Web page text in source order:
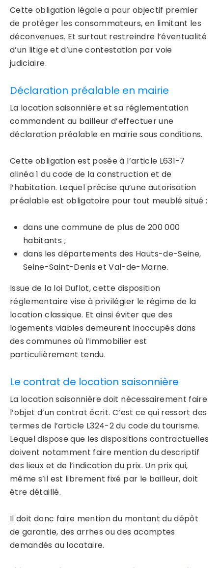
Cette obligation légale a pour objectif premier
de protéger les consommateurs, en limitant les
déconvenues. Et surtout restreindre l’éventualité
d’un litige et d’une contestation par voie
judiciaire.
Déclaration préalable en mairie
La location saisonnière et sa réglementation
commandent au bailleur d’effectuer une
déclaration préalable en mairie sous conditions.
Cette obligation est posée à l’article L631-7
alinéa 1 du code de la construction et de
l’habitation. Lequel précise qu’une autorisation
préalable est obligatoire pour tout meublé situé :
dans une commune de plus de 200 000
habitants ;
dans les départements des Hauts-de-Seine,
Seine-Saint-Denis et Val-de-Marne.
Issue de la loi Duflot, cette disposition
réglementaire vise à privilégier le régime de la
location classique. Et ainsi éviter que des
logements viables demeurent inoccupés dans
des communes où l’immobilier est
particulièrement tendu.
Le contrat de location saisonnière
La location saisonnière doit nécessairement faire
l’objet d’un contrat écrit. C’est ce qui ressort des
termes de l’article L324-2 du code du tourisme.
Lequel dispose que les dispositions contractuelles
doivent notamment faire mention du descriptif
des lieux et de l’indication du prix. Un prix qui,
même s’il est librement fixé par le bailleur, doit
être détaillé.
Il doit donc faire mention du montant du dépôt
de garantie, des arrhes ou des acomptes
demandés au locataire.